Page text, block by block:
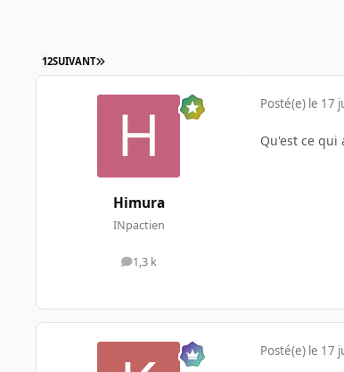
12SUIVANT
Himura
INpactien
1,3 k
messages
Posté(e) le 17
Qu'est ce qui
Posté(e) le 17